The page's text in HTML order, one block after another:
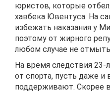
юристов, которые
хавбека Ювентуса. На
избежать наказания у
поэтому от жирного
любом случае не
На время следствия 23-
от спорта, пусть даже и
поддерживают. Скорее